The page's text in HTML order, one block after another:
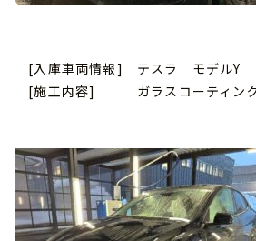
[入庫車両情報] テスラ モデル
[施工内容] ガラスコーティング